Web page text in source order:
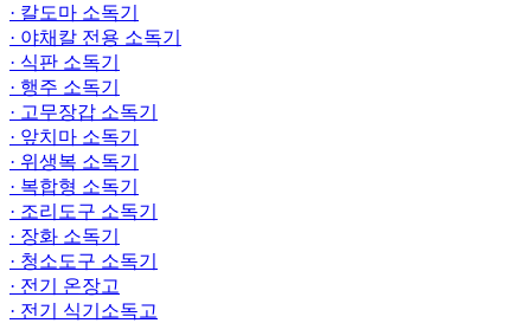
· 칼도마 소독기
· 야채칼 전용 소독기
· 식판 소독기
· 행주 소독기
· 고무장갑 소독기
· 앞치마 소독기
· 위생복 소독기
· 복합형 소독기
· 조리도구 소독기
· 장화 소독기
· 청소도구 소독기
· 전기 온장고
· 전기 식기소독고